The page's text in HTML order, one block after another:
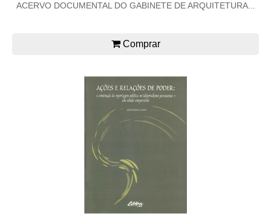
ACERVO DOCUMENTAL DO GABINETE DE ARQUITETURA...
Comprar